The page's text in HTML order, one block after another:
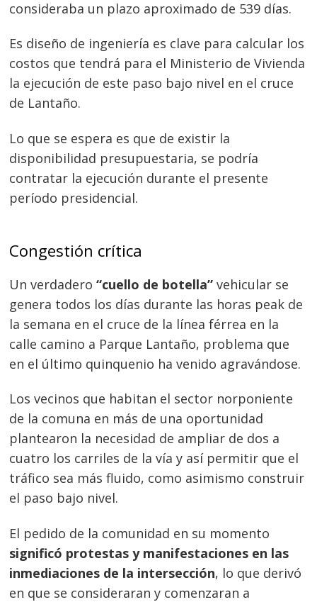
consideraba un plazo aproximado de 539 días.
Es diseño de ingeniería es clave para calcular los
costos que tendrá para el Ministerio de Vivienda
la ejecución de este paso bajo nivel en el cruce
de Lantaño.
Lo que se espera es que de existir la
disponibilidad presupuestaria, se podría
contratar la ejecución durante el presente
período presidencial.
Congestión crítica
Un verdadero“cuello de botella” vehicular se
genera todos los días durante las horas peak de
la semana en el cruce de la línea férrea en la
calle camino a Parque Lantaño, problema que
en el último quinquenio ha venido agravándose.
Los vecinos que habitan el sector norponiente
de la comuna en más de una oportunidad
plantearon la necesidad de ampliar de dos a
cuatro los carriles de la vía y así permitir que el
tráfico sea más fluido, como asimismo construir
el paso bajo nivel.
El pedido de la comunidad en su momento
significó protestas y manifestaciones en las
inmediaciones de la intersección, lo que derivó
en que se consideraran y comenzaran a
entradas